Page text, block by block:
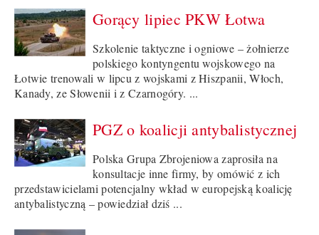
Gorący lipiec PKW Łotwa
Szkolenie taktyczne i ogniowe – żołnierze
polskiego kontyngentu wojskowego na
Łotwie trenowali w lipcu z wojskami z Hiszpanii, Włoch,
Kanady, ze Słowenii i z Czarnogóry. ...
PGZ o koalicji antybalistycznej
Polska Grupa Zbrojeniowa zaprosiła na
konsultacje inne firmy, by omówić z ich
przedstawicielami potencjalny wkład w europejską koalicję
antybalistyczną – powiedział dziś ...